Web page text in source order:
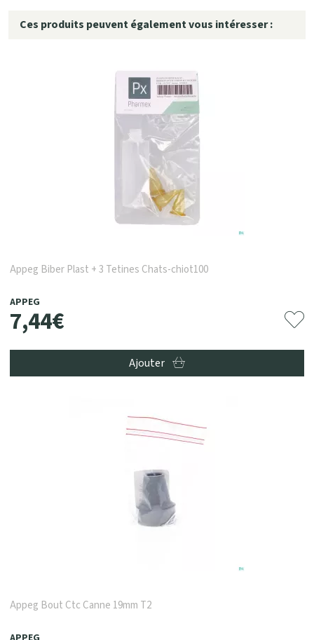
Ces produits peuvent également vous intéresser :
Appeg Biber Plast + 3 Tetines Chats-chiot100
APPEG
7,44€
Ajouter
Appeg Bout Ctc Canne 19mm T2